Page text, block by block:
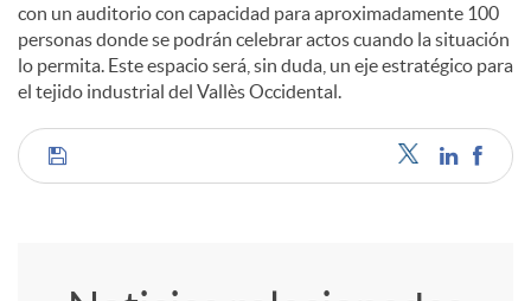
con un auditorio con capacidad para aproximadamente 100
personas donde se podrán celebrar actos cuando la situación
lo permita. Este espacio será, sin duda, un eje estratégico para
el tejido industrial del Vallès Occidental.
C